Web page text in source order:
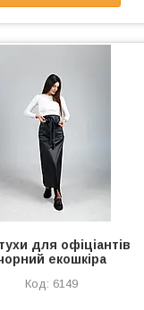
для офіціантів
екошкіра
6149